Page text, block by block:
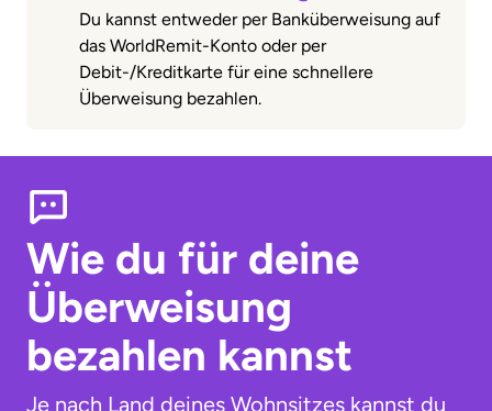
Du kannst entweder per Banküberweisung auf
das WorldRemit-Konto oder per
Debit-/Kreditkarte für eine schnellere
Überweisung bezahlen.
Wie du für deine
Überweisung
bezahlen kannst
Je nach Land deines Wohnsitzes kannst du